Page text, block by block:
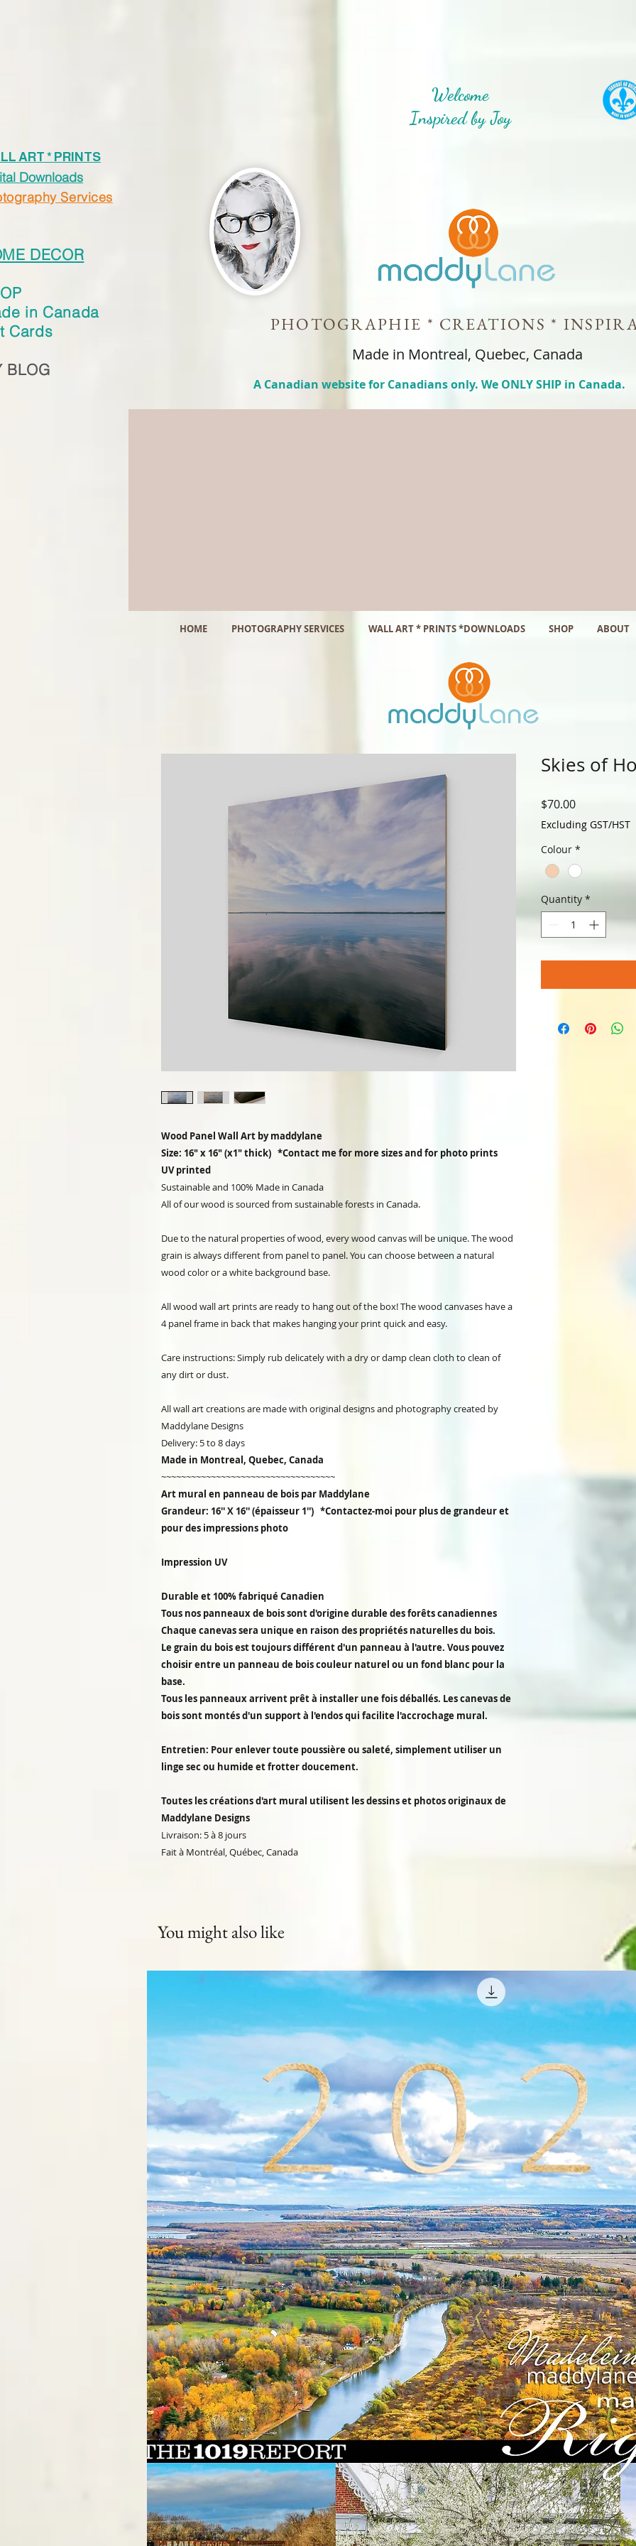
Welcome
Inspired by Joy
PHOTOGRAPHIE * CREATIONS *
Made in Montreal, Quebec, Canada
A Canadian website for Canadians only. We ONLY SHIP in Canada.
HOME PHOTOGRAPHY SERVICES WALL ART * PRINTS *DOWNLOADS SHOP ABOUT
Wood Panel Wall Art by maddylane
Size: 16" x 16" (x1" thick) *Contact me for more sizes and for photo prints
UV printed
Sustainable and 100% Made in Canada
All of our wood is sourced from sustainable forests in Canada.
Due to the natural properties of wood, every wood canvas will be unique. The wood
grain is always different from panel to panel. You can choose between a natural
wood color or a white background base.
All wood wall art prints are ready to hang out of the box! The wood canvases have a
4 panel frame in back that makes hanging your print quick and easy.
Care instructions: Simply rub delicately with a dry or damp clean cloth to clean of
any dirt or dust.
All wall art creations are made with original designs and photography created by
Maddylane Designs
Delivery: 5 to 8 days
Made in Montreal, Quebec, Canada
~~~~~~~~~~~~~~~~~~~~~~~~~~~~~~~~~~~
Art mural en panneau de bois par Maddylane
Grandeur: 16'' X 16'' (épaisseur 1'') *Contactez-moi pour plus de grandeur et
pour des impressions photo
Impression UV
Durable et 100% fabriqué Canadien
Tous nos panneaux de bois sont d'origine durable des forêts canadiennes
Chaque canevas sera unique en raison des propriétés naturelles du bois.
Le grain du bois est toujours différent d'un panneau à l'autre. Vous pouvez
choisir entre un panneau de bois couleur naturel ou un fond blanc pour la
base.
Tous les panneaux arrivent prêt à installer une fois déballés. Les canevas de
bois sont montés d'un support à l'endos qui facilite l'accrochage mural.
Entretien: Pour enlever toute poussière ou saleté, simplement utiliser un
linge sec ou humide et frotter doucement.
Toutes les créations d'art mural utilisent les dessins et photos originaux de
Maddylane Designs
Livraison: 5 à 8 jours
Fait à Montréal, Québec, Canada
Skies of
$70.00Price
Excluding GST/HST
Colour *
Quantity *
You might also like
ART * PRINTS
Downloads
Services
DECOR
in Canada
Cards
BLOG